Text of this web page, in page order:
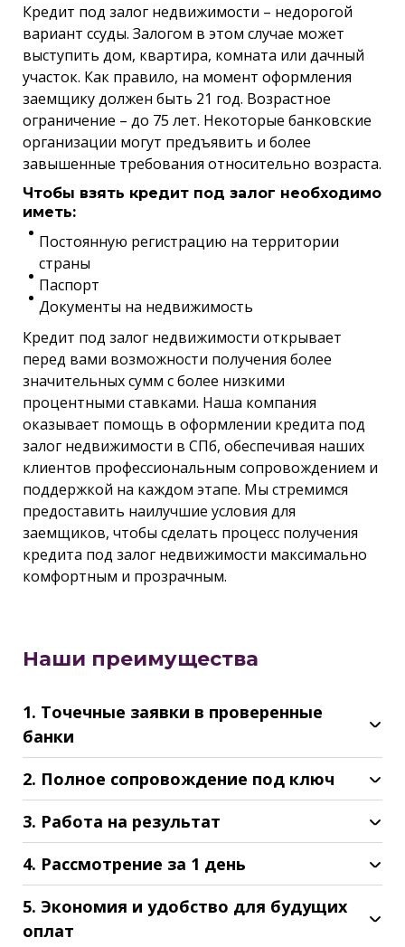
Кредит под залог недвижимости – недорогой
вариант ссуды. Залогом в этом случае может
выступить дом, квартира, комната или дачный
участок. Как правило, на момент оформления
заемщику должен быть 21 год. Возрастное
ограничение – до 75 лет. Некоторые банковские
организации могут предъявить и более
завышенные требования относительно возраста.
Чтобы взять кредит под залог необходимо
иметь:
Постоянную регистрацию на территории
страны
Паспорт
Документы на недвижимость
Кредит под залог недвижимости открывает
перед вами возможности получения более
значительных сумм с более низкими
процентными ставками. Наша компания
оказывает помощь в оформлении кредита под
залог недвижимости в СПб, обеспечивая наших
клиентов профессиональным сопровождением и
поддержкой на каждом этапе. Мы стремимся
предоставить наилучшие условия для
заемщиков, чтобы сделать процесс получения
кредита под залог недвижимости максимально
комфортным и прозрачным.
Наши преимущества
1. Точечные заявки в проверенные
банки
2. Полное сопровождение под ключ
3. Работа на результат
4. Рассмотрение за 1 день
5. Экономия и удобство для будущих
оплат